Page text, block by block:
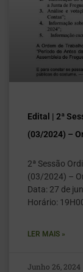
Edital | 2ª
(03/2024) –
2ª Sessão
(03/2024) –
Data: 27 de
Horário:
LER MAIS »
Junho 26, 2024